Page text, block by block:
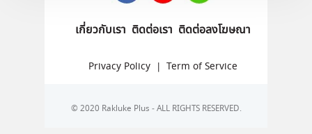
เกี่ยวกับเรา ติดต่อเรา ติดต่อลงโฆษณา
Privacy Policy | Term of Service
© 2020 Rakluke Plus - ALL RIGHTS RESERVED.